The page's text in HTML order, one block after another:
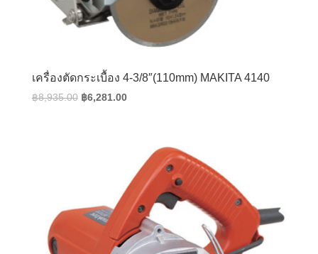
เครื่องตัดกระเบื้อง 4-3/8″(110mm) MAKITA 4140
฿8,935.00 Original
฿6,281.00Current
฿6,281.00.